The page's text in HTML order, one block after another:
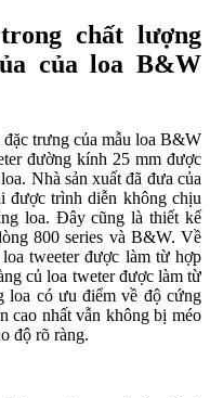
chất lượng
của loa B&W
trưng của mẫu loa B&W
đường kính 25 mm được
Nhà sản xuất đã đưa của
được trình diễn không chịu
loa. Đây cũng là thiết kế
800 series và B&W. Về
tweeter được làm từ hợp
củ loa tweter được làm từ
loa có ưu điểm về độ cứng
cao nhất vẫn không bị méo
độ rõ ràng.